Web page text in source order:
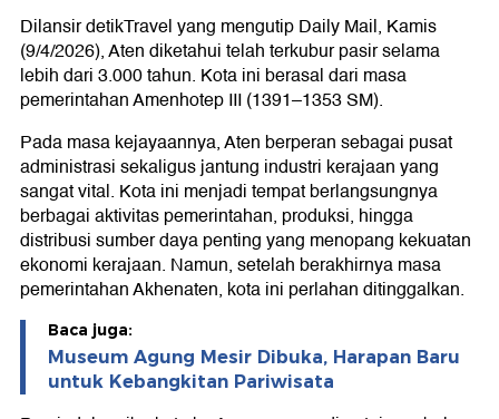
Dilansir detikTravel yang mengutip Daily Mail, Kamis
(9/4/2026), Aten diketahui telah terkubur pasir selama
lebih dari 3.000 tahun. Kota ini berasal dari masa
pemerintahan Amenhotep III (1391–1353 SM).
Pada masa kejayaannya, Aten berperan sebagai pusat
administrasi sekaligus jantung industri kerajaan yang
sangat vital. Kota ini menjadi tempat berlangsungnya
berbagai aktivitas pemerintahan, produksi, hingga
distribusi sumber daya penting yang menopang kekuatan
ekonomi kerajaan. Namun, setelah berakhirnya masa
pemerintahan Akhenaten, kota ini perlahan ditinggalkan.
Baca juga:
Museum Agung Mesir Dibuka, Harapan Baru
untuk Kebangkitan Pariwisata